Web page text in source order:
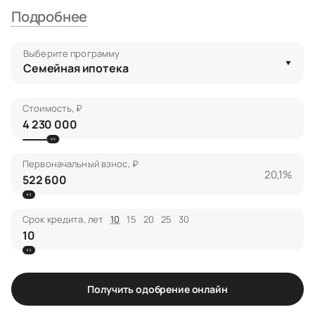
Подробнее
Выберите программу
Семейная ипотека
Стоимость, ₽
Первоначальный взнос, ₽
20,1%
Срок кредита, лет 10 15 20 25 30
Получить одобрение онлайн